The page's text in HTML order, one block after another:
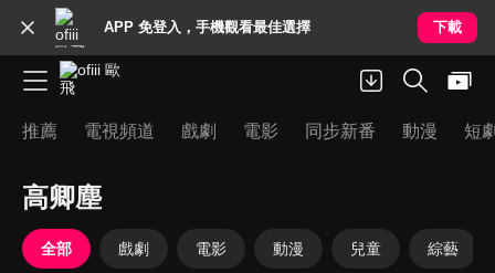
APP 免登入，手機觀看最佳選擇 下載
推薦 電視頻道 戲劇 電影 同步新番 動漫 短
高卿塵
全部 戲劇 電影 動漫 兒童 綜藝